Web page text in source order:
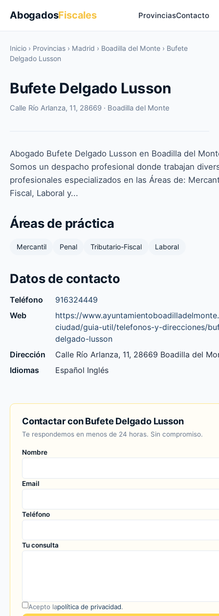
AbogadosFiscales ProvinciasContacto
Inicio › Provincias › Madrid › Boadilla del Monte › Bufete
Delgado Lusson
Bufete Delgado Lusson
Calle Río Arlanza, 11, 28669 · Boadilla del Monte
Abogado Bufete Delgado Lusson en Boadilla del
Somos un despacho profesional donde trabajan
profesionales especializados en las Áreas de:
Fiscal, Laboral y...
Áreas de práctica
Mercantil Penal Tributario-Fiscal Laboral
Datos de contacto
Teléfono
916324449
Web
https://
ciudad/guia-util/telefonos-y-direcciones/
delgado-lusson
Dirección
Calle Río Arlanza, 11, 28669 Boadilla del
Idiomas
Español Inglés
Contactar con Bufete Delgado Lusson
Te respondemos en menos de 24 horas. Sin compromiso.
Nombre
Email
Teléfono
Tu consulta
Acepto lapolítica de privacidad.